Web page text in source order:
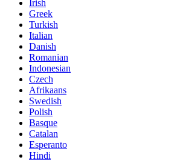
Irish
Greek
Turkish
Italian
Danish
Romanian
Indonesian
Czech
Afrikaans
Swedish
Polish
Basque
Catalan
Esperanto
Hindi